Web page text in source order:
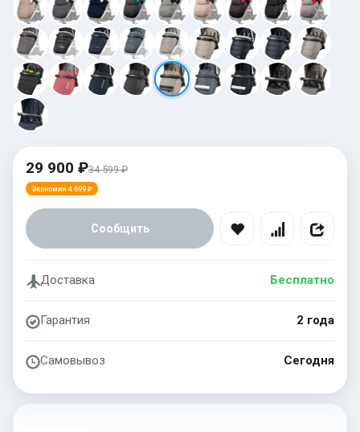
29 900 ₽34 599 ₽
Экономия 4 699 ₽
Сообщить
Доставка Бесплатно
Гарантия 2 года
Самовывоз Сегодня